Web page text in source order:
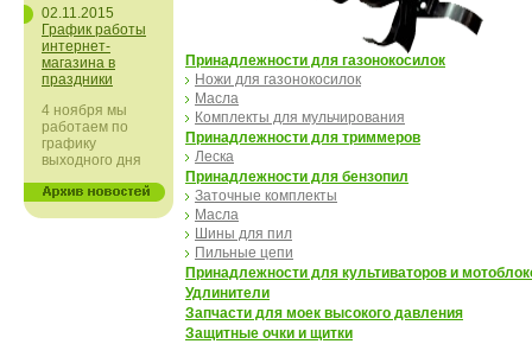
02.11.2015
График работы
интернет-
магазина в
праздники
4 ноября мы
работаем по
графику
выходного дня
Принадлежности для газонокосилок
Ножи для газонокосилок
Масла
Комплекты для мульчирования
Принадлежности для триммеров
Леска
Принадлежности для бензопил
Заточные комплекты
Масла
Шины для пил
Пильные цепи
Принадлежности для культиваторов и
Удлинители
Запчасти для моек высокого давления
Защитные очки и щитки